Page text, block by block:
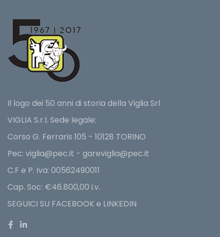
Il logo dei 50 anni di storia della Viglia Srl
VIGLIA S.r.l. Sede legale:
Corso G. Ferraris 105 - 10128 TORINO
Pec: viglia@pec.it - gareviglia@pec.it
C.F e P. Iva: 00562490011
Cap. Soc: €46.800,00 i.v.
SEGUICI SU FACEBOOK e LINKEDIN